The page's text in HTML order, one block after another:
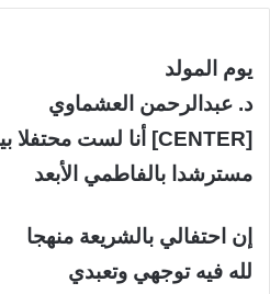
يوم المولد
د. عبدالرحمن العشماوي
[CENTER] أنا لست محتفلا بيوم المولد
مسترشدا بالفاطمي الأبعد
إن احتفالي بالشريعة منهجا
لله فيه توجهي وتعبدي